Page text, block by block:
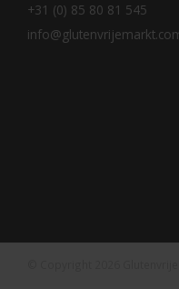
+31 (0) 85 80 81 545